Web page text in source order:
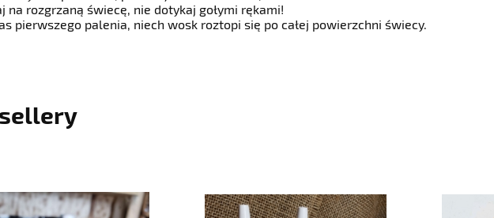
na rozgrzaną świecę, nie dotykaj gołymi rękami!
pierwszego palenia, niech wosk roztopi się po całej powierzchni świecy.